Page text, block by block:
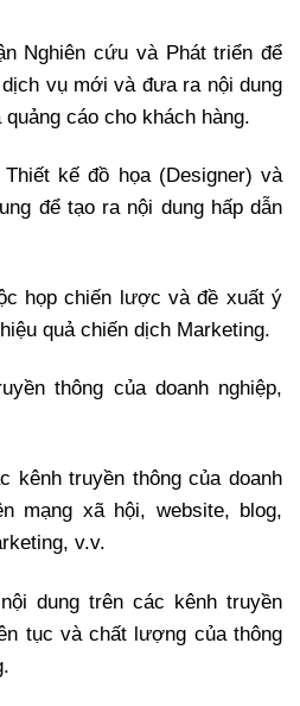
Nghiên cứu và Phát triển để
vụ mới và đưa ra nội dung
cáo cho khách hàng.
kế đồ họa (Designer) và
để tạo ra nội dung hấp dẫn
họp chiến lược và đề xuất ý
quả chiến dịch Marketing.
thông của doanh nghiệp,
kênh truyền thông của doanh
mạng xã hội, website, blog,
v.v.
dung trên các kênh truyền
tục và chất lượng của thông